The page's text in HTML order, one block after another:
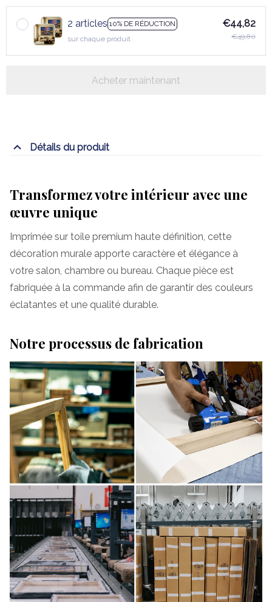
2 articles 10% DE RÉDUCTION
sur chaque produit
€44,82
€49,80
Acheter maintenant
Détails du produit
Transformez votre intérieur avec une
œuvre unique
Imprimée sur toile premium haute définition, cette
décoration murale apporte caractère et élégance à
votre salon, chambre ou bureau. Chaque pièce est
fabriquée à la commande afin de garantir des couleurs
éclatantes et une qualité durable.
Notre processus de fabrication